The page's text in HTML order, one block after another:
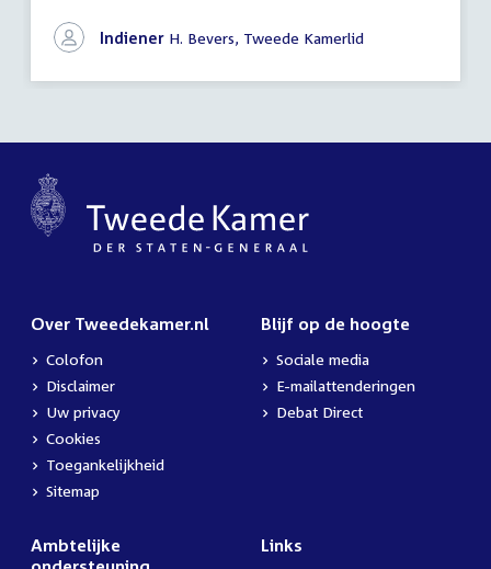
Indiener H. Bevers, Tweede Kamerlid
Over Tweedekamer.nl
Colofon
Disclaimer
Uw privacy
Cookies
Toegankelijkheid
Sitemap
Blijf op de hoogte
Sociale media
E-mailattenderingen
Debat Direct
Ambtelijke
Links